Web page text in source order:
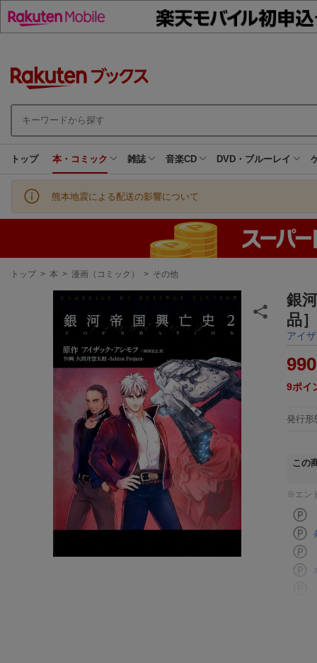
トップ 本・コミック 雑誌 音楽CD DVD・ブルーレイ
熊本地震による配送の影響について
現
トップ > 本 > 漫画（コミック） > その他
銀
品
アイ
990
9ポイ
発行形
この
※エン